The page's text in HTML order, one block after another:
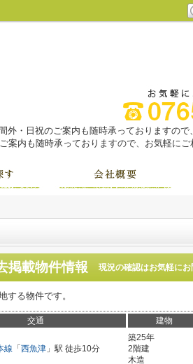
・日祝のご案内も随時承っておりますので
案内も随時承っておりますので、お気軽に
掲載物件情報 現況の確認はお気軽にお
する物件です。
交通 建物
線 「 西魚津 」駅 徒歩10分
築25年
2階建
木造